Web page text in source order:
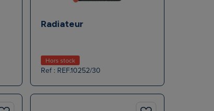
Radiateur
Hors stock
Ref : REF.10252/30